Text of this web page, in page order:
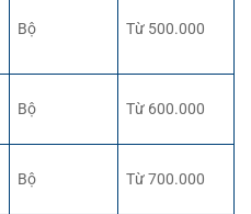
Bộ Từ 500.000
Bộ Từ 600.000
Bộ Từ 700.000